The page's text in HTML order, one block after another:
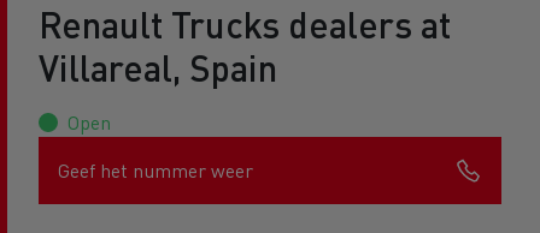
Renault Trucks dealers at
Villareal, Spain
Open
Geef het nummer weer